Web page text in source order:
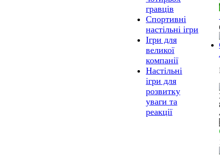
гравців
Спортивні
настільні ігри
Ігри для
великої
компанії
Настільні
ігри для
розвитку
уваги та
реакції